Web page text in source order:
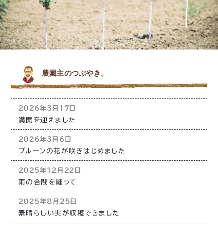
農園主のつぶやき。
2026年3月17日
満開を迎えました
2026年3月6日
プルーンの花が咲きはじめました
2025年12月22日
雨の合間を縫って
2025年8月25日
素晴らしい実が収穫できました